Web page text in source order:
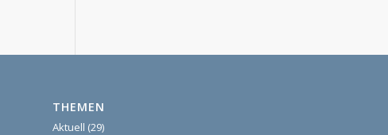
THEMEN
Aktuell (29)